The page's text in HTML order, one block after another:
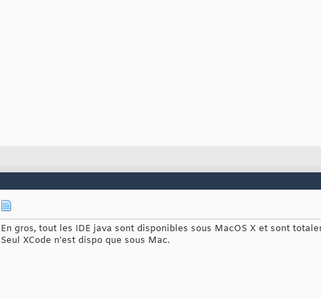
En gros, tout les IDE java sont disponibles sous MacOS X et sont
Seul XCode n'est dispo que sous Mac.